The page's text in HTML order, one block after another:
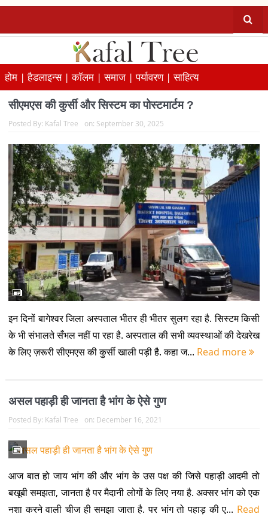
होम |हैडलाइन्स |कॉलम |समाज |पर्यावरण |साहित्य
सीएमएस की कुर्सी और सिस्टम का पोस्टमार्टम ?
Posted By: Kafal Tree on: September 30, 2025
इन दिनों बागेश्वर जिला अस्पताल भीतर ही भीतर सुलग रहा है. सिस्टम किसी
के भी संभालते सँभल नहीं पा रहा है. अस्पताल की सभी व्यवस्थाओं की देखरेख
के लिए ज़रूरी सीएमएस की कुर्सी खाली पड़ी है. कहा ज... Read more
असल पहाड़ी ही जानता है भांग के ऐसे गुण
Posted By: Kafal Tree on: December 16, 2021
आज बात हो जाय भांग की और भांग के उस पक्ष की जिसे पहाड़ी आदमी तो
बखूबी समझता, जानता है पर मैदानी लोगों के लिए नया है. अक्सर भांग को एक
नशा करने वाली चीज ही समझा जाता है. पर भांग तो पहाड़ की ए... Read